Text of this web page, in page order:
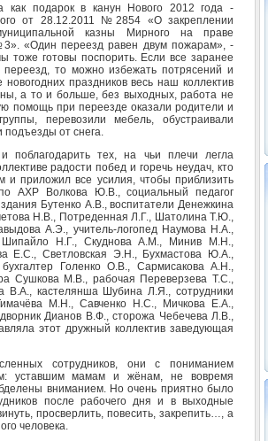
как подарок в канун Нового 2012 года -
от 28.12.2011 №2854 «О закреплении
казны Мирного на праве
«Один переезд равен двум пожарам», -
тоже готовы поспорить. Если все заранее
переезд, то можно избежать потрясений и
праздников весь наш коллектив
а то и больше, без выходных, работа не
помощь при переезде оказали родители и
перевозили мебель, обустраивали
подъезды от снега.
поблагодарить тех, на чьи плечи легла
радости побед и горечь неудач, кто
и приложил все усилия, чтобы приблизить
АХР Волкова Ю.В., социальный педагог
Бутенко А.В., воспитатели Денежкина
Н.В., Потреденная Л.Г., Шатолина Т.Ю.,
А.Э., учитель-логопед Наумова Н.А.,
Н.Г., Скуднова А.М., Минив М.Н.,
Е.С., Светловская Э.Н., Бухмастова Ю.А.,
Голенко О.В., Сармисакова А.Н.,
Сушкова М.В., рабочая Переверзева Т.С.,
В.А., кастелянша Шубина Л.Я., сотрудники
М.Н., Савченко Н.С., Мичкова Е.А.,
Дианов В.Ф., сторожа Чебечева Л.В.,
этот дружный коллектив заведующая
сотрудников, они с пониманием
уставшим мамам и жёнам, не вовремя
вниманием. Но очень приятно было
после рабочего дня и в выходные
просверлить, повесить, закрепить…, а
человека.